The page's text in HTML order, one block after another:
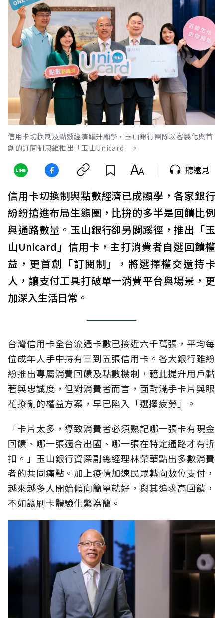
信用卡切換制及點數經濟躍升顯學，玉山銀行團隊以客製化與首
創的訂閱制思維推出「玉山Unicard」。
聽遠見
信用卡切換制與點數經濟已成顯學，各家銀行
紛紛搶進布局生態圈，比拚的多半是回饋比例
與通路數量。玉山銀行卻另闢蹊徑，推出「玉
山Unicard」信用卡，主打消費者自選回饋權
益，更首創「訂閱制」，將選擇權交還持卡
人，讓支付工具打破單一消費平台與場景，更
加深入生活日常。
台灣信用卡全台流通卡數已接近六千萬張，平均每
位成年人手中持有三到五張信用卡。各大銀行雖紛
紛推出專屬消費回饋及點數機制，藉此提升用戶黏
著與忠誠度，但對消費者而言，面對滿手卡片與眼
花撩亂的權益方案，早已陷入「選擇疲勞」。
「卡片太多，導致消費者必須熟記哪一張卡有現金
回饋、哪一張適合出國、哪一張在特定通路才有折
扣。」玉山銀行資深副總經理林榮華點出多數消費
者的共同痛點。加上疫情加速民眾轉向數位支付，
越來越多人開始傾向簡單就好，與其追求高回饋，
不如讓刷卡體驗化繁為簡。